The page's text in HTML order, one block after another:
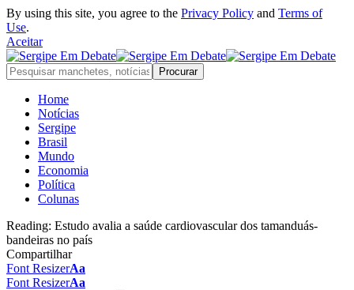
By using this site, you agree to the Privacy Policy and Terms of
Use.
Aceitar
Home
Notícias
Sergipe
Brasil
Mundo
Economia
Política
Colunas
Reading: Estudo avalia a saúde cardiovascular dos tamanduás-
bandeiras no país
Compartilhar
Font ResizerAa
Font ResizerAa